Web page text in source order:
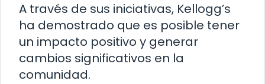
A través de sus iniciativas, Kellogg’s
ha demostrado que es posible tener
un impacto positivo y generar
cambios significativos en la
comunidad.